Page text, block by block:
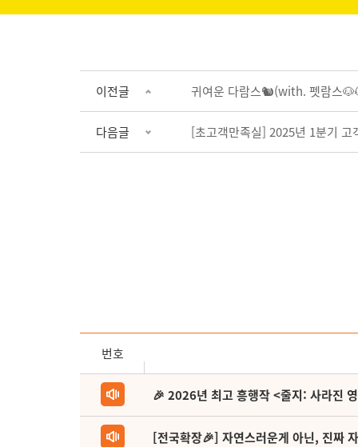
이전글 귀여운 다람스🐿(with. 펫람스
다음글 [초고객만족실] 2025년 1분기
번호
🎉 2026년 최고 흥행작 <줄지: 사라진
[전국확장🎉] 자연스러운게 아닌, 진짜